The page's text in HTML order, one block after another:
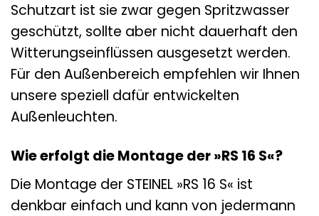
Schutzart ist sie zwar gegen Spritzwasser
geschützt, sollte aber nicht dauerhaft den
Witterungseinflüssen ausgesetzt werden.
Für den Außenbereich empfehlen wir Ihnen
unsere speziell dafür entwickelten
Außenleuchten.
Wie erfolgt die Montage der »RS 16 S«?
Die Montage der STEINEL »RS 16 S« ist
denkbar einfach und kann von jedermann